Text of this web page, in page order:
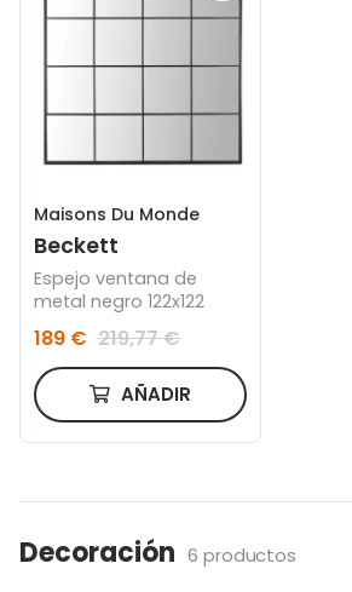
Maisons Du Monde
Beckett
Espejo ventana de
metal negro 122x122
189 € 219,77 €
AÑADIR
Decoración 6 productos